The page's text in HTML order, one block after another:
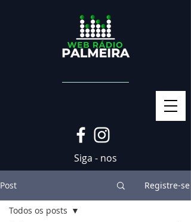
Siga - nos
Post Registre-se
Todos os posts